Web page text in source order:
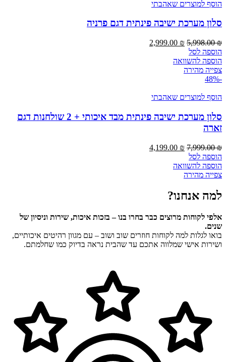
הוסף למוצרים שאהבתי
סלון מערכת ישיבה פינתית דגם פרניה
5,998.00₪
המחיר
היה:
5,998.00 ₪.
2,999.00 ₪
הוספה לסל
הוספה להשוואה
צפייה מהירה
-48%
הוסף למוצרים שאהבתי
סלון מערכת ישיבה פינתית מבד איכותי + 2 שולחנות דגם
זארה
7,999.00₪
המחיר
היה:
7,999.00 ₪.
4,199.00 ₪
המחיר
הוספה לסל
הוספה להשוואה
צפייה מהירה
למה אנחנו?
אלפי לקוחות מרוצים כבר בחרו בנו – בזכות איכות, שירות וניסיון של
שנים.
בואו לגלות למה לקוחות חוזרים שוב ושוב – עם מגוון רהיטים איכותיים,
ושירות אישי שמלווה אתכם עד שהבית נראה בדיוק כמו שחלמתם.